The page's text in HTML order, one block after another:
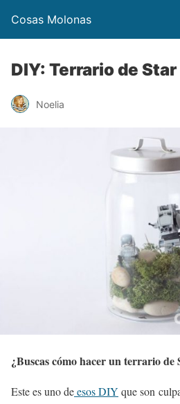
Cosas Molonas
DIY: Terrario de
Noelia
¿Buscas cómo hacer un terrario de
Este es uno deesos DIY que son